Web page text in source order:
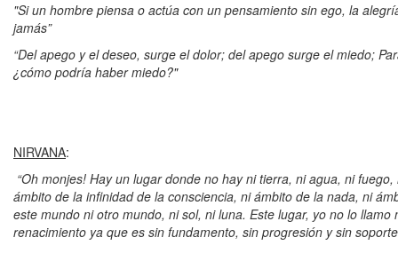
"Si un hombre piensa o actúa con un pensamiento sin ego, la
jamás”
“Del apego y el deseo, surge el dolor; del apego surge el miedo;
¿cómo podría haber miedo?"
NIRVANA:
“Oh monjes! Hay un lugar donde no hay ni tierra, ni agua, ni
ámbito de la infinidad de la consciencia, ni ámbito de la nada, ni
este mundo ni otro mundo, ni sol, ni luna. Este lugar, yo no lo
renacimiento ya que es sin fundamento, sin progresión y sin